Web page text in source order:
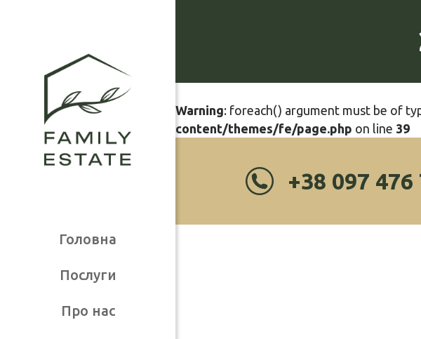
Головна
Послуги
Про нас
Warning: foreach() argument must be of
content/themes/fe/page.php on line 39
+38 097 476